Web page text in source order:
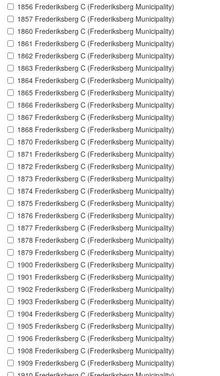
1856 Frederiksberg C (Frederiksberg Municipality)
1857 Frederiksberg C (Frederiksberg Municipality)
1860 Frederiksberg C (Frederiksberg Municipality)
1861 Frederiksberg C (Frederiksberg Municipality)
1862 Frederiksberg C (Frederiksberg Municipality)
1863 Frederiksberg C (Frederiksberg Municipality)
1864 Frederiksberg C (Frederiksberg Municipality)
1865 Frederiksberg C (Frederiksberg Municipality)
1866 Frederiksberg C (Frederiksberg Municipality)
1867 Frederiksberg C (Frederiksberg Municipality)
1868 Frederiksberg C (Frederiksberg Municipality)
1870 Frederiksberg C (Frederiksberg Municipality)
1871 Frederiksberg C (Frederiksberg Municipality)
1872 Frederiksberg C (Frederiksberg Municipality)
1873 Frederiksberg C (Frederiksberg Municipality)
1874 Frederiksberg C (Frederiksberg Municipality)
1875 Frederiksberg C (Frederiksberg Municipality)
1876 Frederiksberg C (Frederiksberg Municipality)
1877 Frederiksberg C (Frederiksberg Municipality)
1878 Frederiksberg C (Frederiksberg Municipality)
1879 Frederiksberg C (Frederiksberg Municipality)
1900 Frederiksberg C (Frederiksberg Municipality)
1901 Frederiksberg C (Frederiksberg Municipality)
1902 Frederiksberg C (Frederiksberg Municipality)
1903 Frederiksberg C (Frederiksberg Municipality)
1904 Frederiksberg C (Frederiksberg Municipality)
1905 Frederiksberg C (Frederiksberg Municipality)
1906 Frederiksberg C (Frederiksberg Municipality)
1908 Frederiksberg C (Frederiksberg Municipality)
1909 Frederiksberg C (Frederiksberg Municipality)